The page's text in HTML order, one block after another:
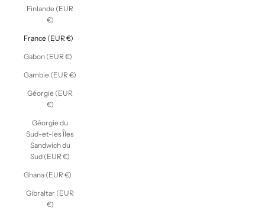
Finlande (EUR
€)
France (EUR €)
Gabon (EUR €)
Gambie (EUR €)
Géorgie (EUR
€)
Géorgie du
Sud-et-les Îles
Sandwich du
Sud (EUR €)
Ghana (EUR €)
Gibraltar (EUR
€)